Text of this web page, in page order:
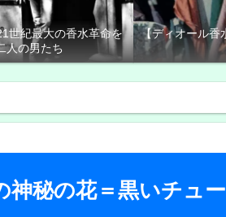
世紀最大の香水革命を
人の男たち
【ディオール香
秘の花＝黒いチュ